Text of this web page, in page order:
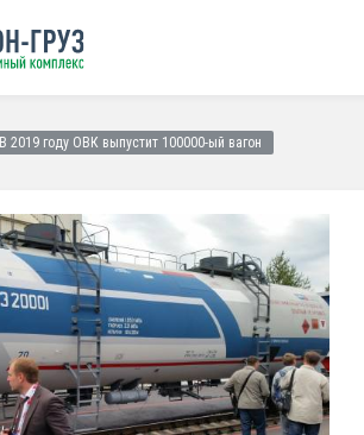
В 2019 году ОВК выпустит 100000-ый вагон